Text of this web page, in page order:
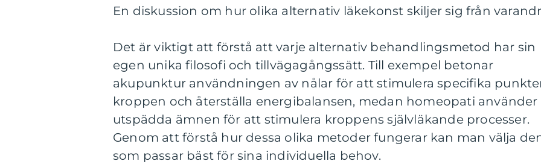
En diskussion om hur olika alternativ läkekonst skiljer sig från
Det är viktigt att förstå att varje alternativ behandlingsmetod har sin
egen unika filosofi och tillvägagångssätt. Till exempel betonar
akupunktur användningen av nålar för att stimulera specifika
kroppen och återställa energibalansen, medan homeopati använder
utspädda ämnen för att stimulera kroppens självläkande processer.
Genom att förstå hur dessa olika metoder fungerar kan man välja
som passar bäst för sina individuella behov.